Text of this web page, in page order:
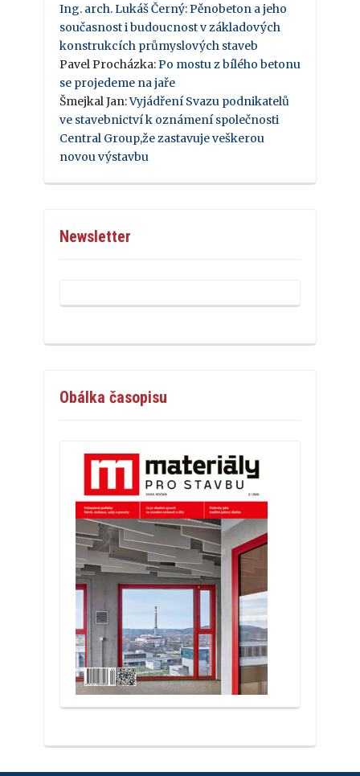
Ing. arch. Lukáš Černý: Pěnobeton a jeho
současnost i budoucnost v základových
konstrukcích průmyslových staveb
Pavel Procházka: Po mostu z bílého betonu
se projedeme na jaře
Šmejkal Jan:Vyjádření Svazu podnikatelů
ve stavebnictví k oznámení společnosti
Central Group,že zastavuje veškerou
novou výstavbu
Newsletter
Obálka časopisu